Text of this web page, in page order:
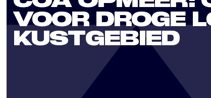
VOOR DROGE
KUSTGEBIED